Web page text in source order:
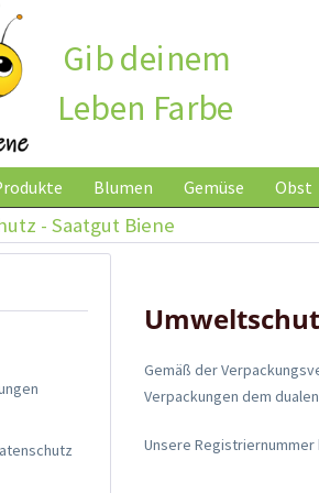
Gib deinem
Leben Farbe
Blumen Gemüse Obst
- Saatgut Biene
Gemäß der
Verpackungen dem
Unsere Registriernummer